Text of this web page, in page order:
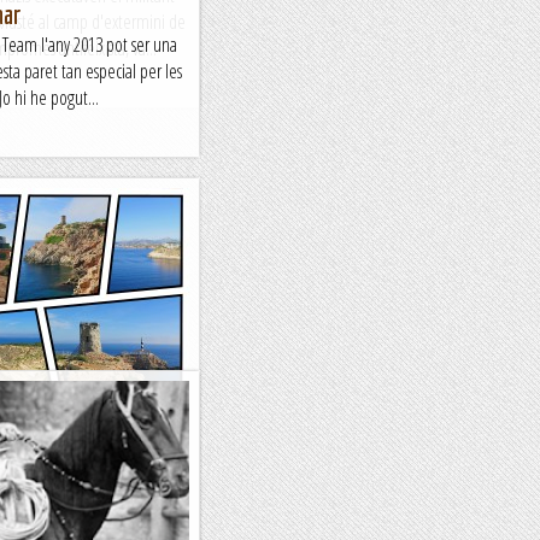
al camp d'extermini de
antifeixista, va...
l'any 2013 pot ser una
paret tan especial per les
hi he pogut...
Portals Vells, Cala
la isla de Mallorca